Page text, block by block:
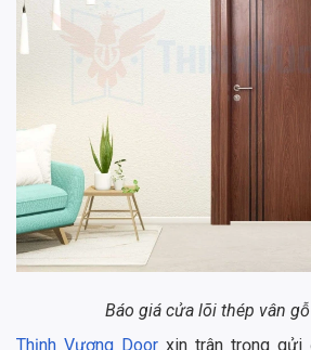
Báo giá cửa lõi thép vân
Thịnh Vượng Door xin trân trọng gửi